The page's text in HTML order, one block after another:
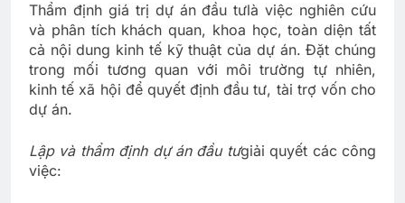
Thẩm định giá trị dự án đầu tưlà việc nghiên cứu
và phân tích khách quan, khoa học, toàn diện tất
cả nội dung kinh tế kỹ thuật của dự án. Đặt chúng
trong mối tương quan với môi trường tự nhiên,
kinh tế xã hội để quyết định đầu tư, tài trợ vốn cho
dự án.
Lập và thẩm định dự án đầu tưgiải quyết các công
việc: